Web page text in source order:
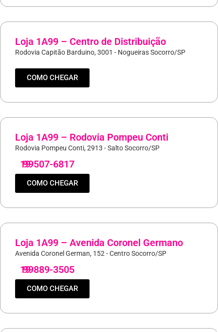
Loja 1A99 – Centro de Distribuição
Rodovia Capitão Barduino, 3001 - Nogueiras Socorro/SP
COMO CHEGAR
Loja 1A99 – Rodovia Pompeu Conti
Rodovia Pompeu Conti, 2913 - Salto Socorro/SP
19
99507-6817
COMO CHEGAR
Loja 1A99 – Avenida Coronel Germano
Avenida Coronel German, 152 - Centro Socorro/SP
19
99889-3505
COMO CHEGAR